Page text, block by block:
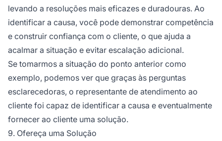
levando a resoluções mais eficazes e duradouras. Ao
identificar a causa, você pode demonstrar competência
e construir confiança com o cliente, o que ajuda a
acalmar a situação e evitar escalação adicional.
Se tomarmos a situação do ponto anterior como
exemplo, podemos ver que graças às perguntas
esclarecedoras, o representante de atendimento ao
cliente foi capaz de identificar a causa e eventualmente
fornecer ao cliente uma solução.
9. Ofereça uma Solução